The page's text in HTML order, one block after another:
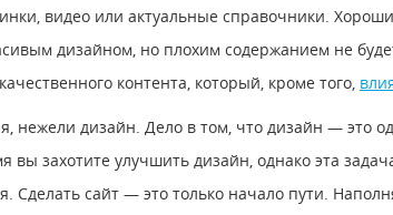
видео или актуальные справочники.
дизайном, но плохим содержанием не
контента, который, кроме того,
нежели дизайн. Дело в том, что дизайн — это
захотите улучшить дизайн, однако эта
Сделать сайт — это только начало пути.